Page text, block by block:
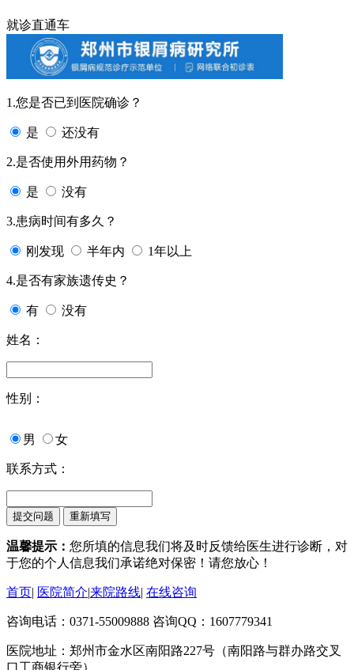
就诊直通车
1.您是否已到医院确诊？
是 还没有
2.是否使用外用药物？
是 没有
3.患病时间有多久？
刚发现 半年内 1年以上
4.是否有家族遗传史？
有 没有
姓名：
性别：
男 女
联系方式：
温馨提示： 您所填的信息我们将及时反馈给医生进行诊断，对
于您的个人信息我们承诺绝对保密！请您放心！
首页| 医院简介|来院路线| 在线咨询
咨询电话：0371-55009888 咨询QQ：1607779341
医院地址：郑州市金水区南阳路227号（南阳路与群办路交叉
口工商银行旁）